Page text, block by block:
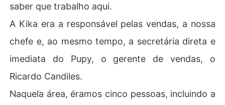
saber que trabalho aqui.
A Kika era a responsável pelas vendas, a nossa
chefe e, ao mesmo tempo, a secretária direta e
imediata do Pupy, o gerente de vendas, o
Ricardo Candiles.
Naquela área, éramos cinco pessoas, incluindo a